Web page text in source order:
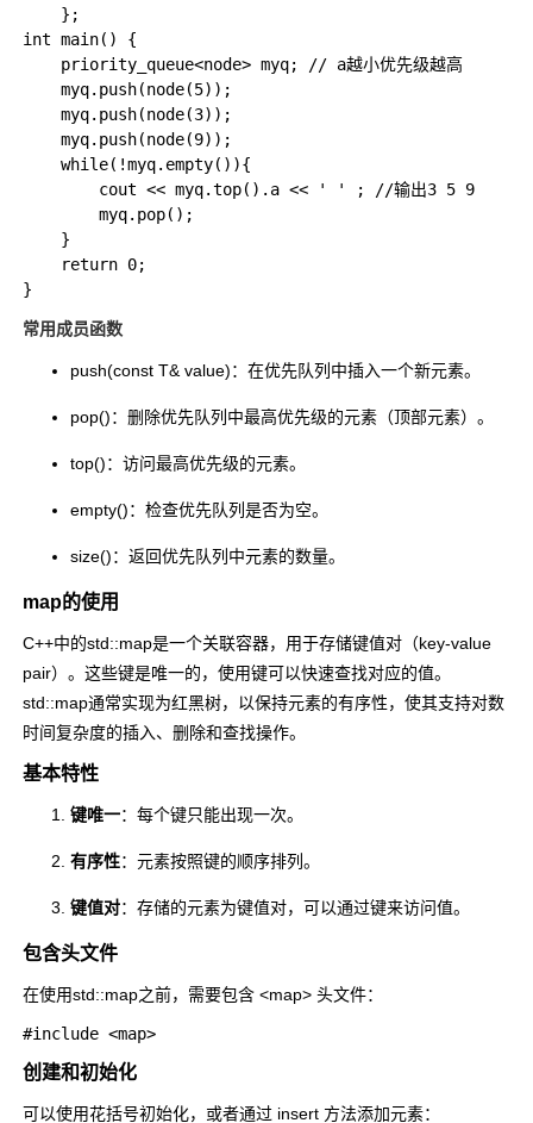
    };
int main() {
    priority_queue<node> myq; // a越小优先级越高
    myq.push(node(5));
    myq.push(node(3));
    myq.push(node(9));
    while(!myq.empty()){
        cout << myq.top().a << ' ' ; //输出3 5 9
        myq.pop();
    }
    return 0;
常用成员函数
push(const T& value)：在优先队列中插入一个新元素。
pop()：删除优先队列中最高优先级的元素（顶部元素）。
top()：访问最高优先级的元素。
empty()：检查优先队列是否为空。
size()：返回优先队列中元素的数量。
map的使用
C++中的std::map是一个关联容器，用于存储键值对（key-value
pair）。这些键是唯一的，使用键可以快速查找对应的值。
std::map通常实现为红黑树，以保持元素的有序性，使其支持对数
时间复杂度的插入、删除和查找操作。
基本特性
键唯一：每个键只能出现一次。
有序性：元素按照键的顺序排列。
键值对：存储的元素为键值对，可以通过键来访问值。
包含头文件
在使用std::map之前，需要包含 <map> 头文件：
创建和初始化
可以使用花括号初始化，或者通过 insert 方法添加元素：